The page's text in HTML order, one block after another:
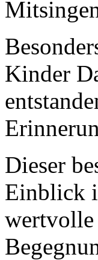
Kinder
Dieser
Einblick